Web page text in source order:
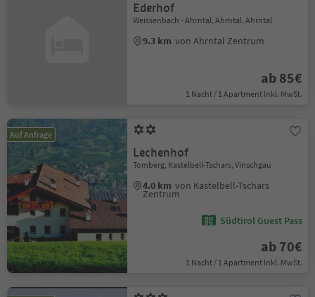
Ederhof
Weissenbach - Ahrntal, Ahrntal, Ahrntal
9.3 km von Ahrntal Zentrum
ab 85€
1 Nacht / 1 Apartment Inkl. MwSt.
Auf Anfrage
Lechenhof
Tomberg, Kastelbell-Tschars, Vinschgau
4.0 km von Kastelbell-Tschars
Zentrum
Südtirol Guest Pass
ab 70€
1 Nacht / 1 Apartment Inkl. MwSt.